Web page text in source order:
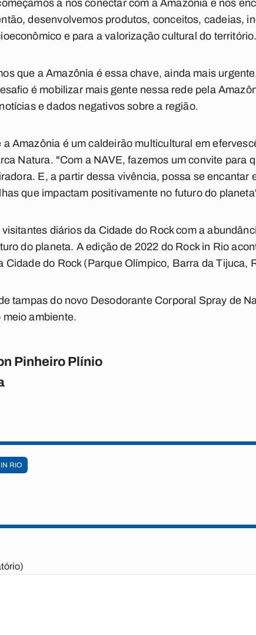
a nos conectar com a Amazônia e nos
desenvolvemos produtos, conceitos, cadeias,
e para a valorização cultural do território.
que a Amazônia é essa chave, ainda mais
é mobilizar mais gente nessa rede pela
e dados negativos sobre a região.
a Amazônia é um caldeirão multicultural em
Natura. "Com a NAVE, fazemos um convite para
E, a partir dessa vivência, possa se encantar
que impactam positivamente no futuro do
diários da Cidade do Rock com a
do planeta. A edição de 2022 do Rock in Rio
Cidade do Rock (Parque Olímpico, Barra da Tijuca,
tampas do novo Desodorante Corporal Spray de
ambiente.
Pinheiro Plínio
RIO